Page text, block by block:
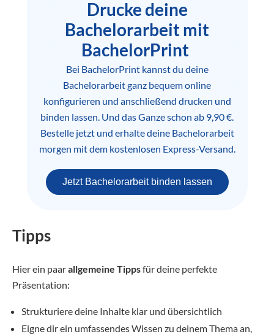
Drucke deine
Bachelorarbeit mit
BachelorPrint
Bei BachelorPrint kannst du deine
Bachelorarbeit ganz bequem online
konfigurieren und anschließend drucken und
binden lassen. Und das Ganze schon ab 9,90 €.
Bestelle jetzt und erhalte deine Bachelorarbeit
morgen mit dem kostenlosen Express-Versand.
Jetzt Bachelorarbeit binden lassen
Tipps
Hier ein paarallgemeine Tippsfür deine perfekte
Präsentation:
Strukturiere deine Inhalte klar und übersichtlich
Eigne dir ein umfassendes Wissen zu deinem Thema an,